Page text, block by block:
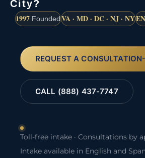
City?
1997 FoundedVA · MD · DC · NJ · NY
REQUEST A CONSULTATION
CALL (888) 437-7747
Toll-free intake · Consultations by
Intake available in English and